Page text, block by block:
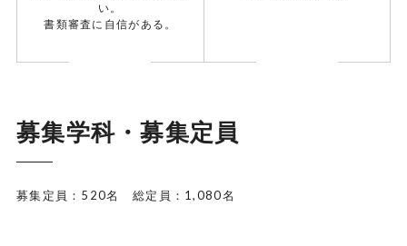
い。
書類審査に自信がある。
募集学科・募集定員
募集定員：520名 総定員：1,080名